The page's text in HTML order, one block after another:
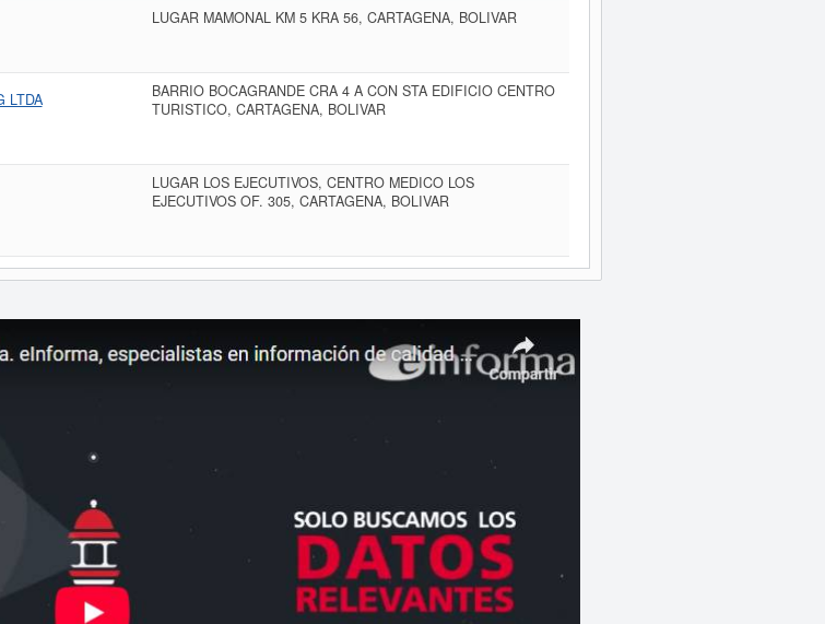
LUGAR MAMONAL KM 5 KRA 56, CARTAGENA, BOLIVAR
LTDA
BARRIO BOCAGRANDE CRA 4 A CON STA EDIFICIO CENTRO
TURISTICO, CARTAGENA, BOLIVAR
LUGAR LOS EJECUTIVOS, CENTRO MEDICO LOS
EJECUTIVOS OF. 305, CARTAGENA, BOLIVAR